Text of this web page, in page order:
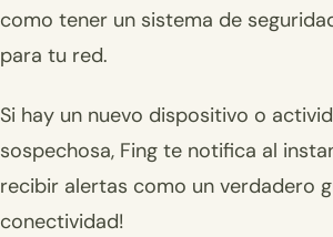
como tener un sistema de
para tu red.
Si hay un nuevo dispositivo o
sospechosa, Fing te notifica al
recibir alertas como un verdadero
conectividad!